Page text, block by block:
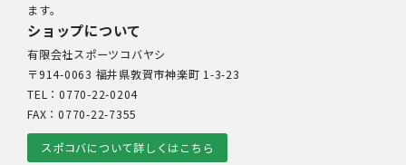
ます。
ショップについて
有限会社スポーツコバヤシ
〒914-0063 福井県敦賀市神楽町 1-3-23
TEL：0770-22-0204
FAX：0770-22-7355
スポコバについて詳しくはこちら